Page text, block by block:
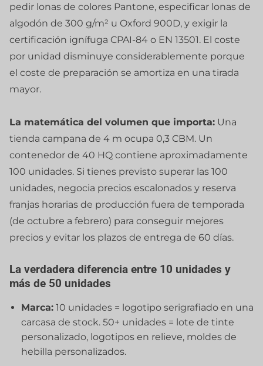
pedir lonas de colores Pantone, especificar lonas de
algodón de 300 g/m² u Oxford 900D, y exigir la
certificación ignífuga CPAI-84 o EN 13501. El coste
por unidad disminuye considerablemente porque
el coste de preparación se amortiza en una tirada
mayor.
La matemática del volumen que importa: Una
tienda campana de 4 m ocupa 0,3 CBM. Un
contenedor de 40 HQ contiene aproximadamente
100 unidades. Si tienes previsto superar las 100
unidades, negocia precios escalonados y reserva
franjas horarias de producción fuera de temporada
(de octubre a febrero) para conseguir mejores
precios y evitar los plazos de entrega de 60 días.
La verdadera diferencia entre 10 unidades y
más de 50 unidades
Marca: 10 unidades = logotipo serigrafiado en una
carcasa de stock. 50+ unidades = lote de tinte
personalizado, logotipos en relieve, moldes de
hebilla personalizados.